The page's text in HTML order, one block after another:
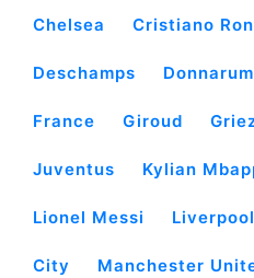
Chelsea Cristiano
Deschamps
France Giroud
Juventus Kylian
Lionel Messi Liverpool
City Manchester